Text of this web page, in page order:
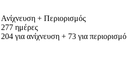
Ανίχνευση + Περιορισμός
277 ημέρες
204 για ανίχνευση + 73 για περιορισμό